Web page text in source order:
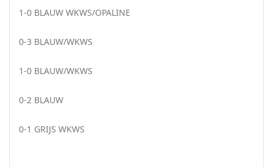
1-0 BLAUW WKWS/OPALINE
0-3 BLAUW/WKWS
1-0 BLAUW/WKWS
0-2 BLAUW
0-1 GRIJS WKWS